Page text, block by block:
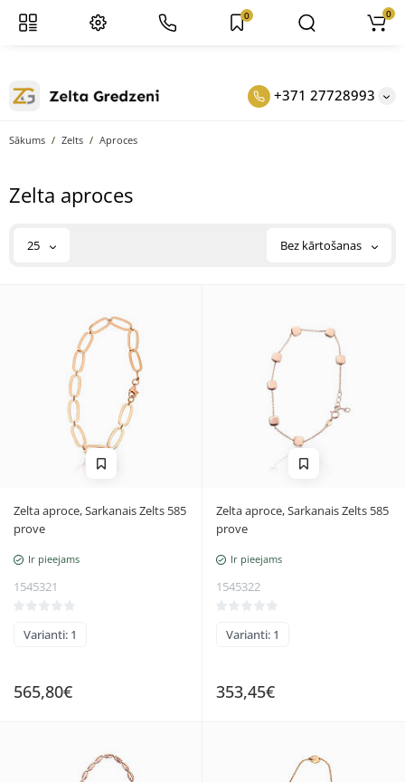
+371 27728993
0 0
Sākums Zelts Aproces
Zelta aproces
25 Bez kārtošanas
Zelta aproce, Sarkanais Zelts 585
prove
Ir pieejams
1545321
Varianti: 1
565,80€
Zelta aproce, Sarkanais Zelts 585
prove
Ir pieejams
1545322
Varianti: 1
353,45€